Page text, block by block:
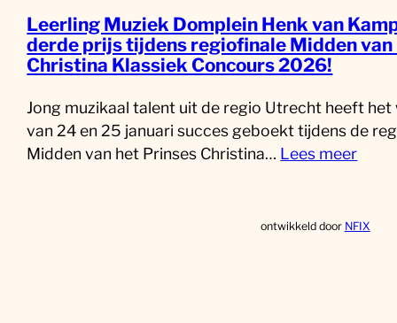
Leerling Muziek Domplein Henk van
derde prijs tijdens regiofinale Midden van
Christina Klassiek Concours 2026!
Jong muzikaal talent uit de regio Utrecht heeft het
van 24 en 25 januari succes geboekt tijdens de
Midden van het Prinses Christina… Lees meer
ontwikkeld door NFIX